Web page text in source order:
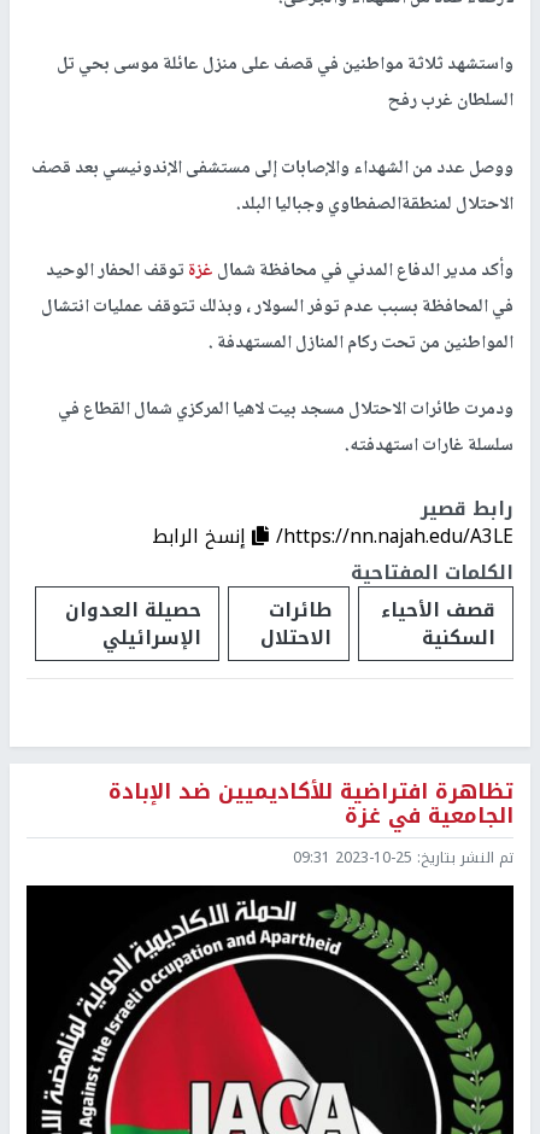
واستشهد ثلاثة مواطنين في قصف على منزل عائلة موسى بحي تل
السلطان غرب رفح
ووصل عدد من الشهداء والإصابات إلى مستشفى الإندونيسي بعد قصف
الاحتلال لمنطقةالصفطاوي وجباليا البلد.
وأكد مدير الدفاع المدني في محافظة شمالغزةتوقف الحفار الوحيد
في المحافظة بسبب عدم توفر السولار ، وبذلك تتوقف عمليات انتشال
المواطنين من تحت ركام المنازل المستهدفة .
ودمرت طائرات الاحتلال مسجد بيت لاهيا المركزي شمال القطاع في
سلسلة غارات استهدفته.
رابط قصير
https://nn.najah.edu/A3LE/
إنسخ الرابط
الكلمات المفتاحية
قصف الأحياء
السكنية
طائرات
الاحتلال
حصيلة العدوان
الإسرائيلي
تظاهرة افتراضية للأكاديميين ضد الإبادة
الجامعية في غزة
تم النشر بتاريخ: 2023-10-25 09:31